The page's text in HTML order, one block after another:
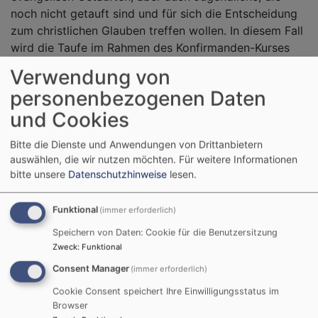
noch nicht getauft sind und für sich die Entscheidung
zum christlichen Glauben treffen wollen. In diesem Fall
wird die Taufe im Rahmen des Konfirmanden-Kurses
Wenn man den Konfirmanden-Kurs besucht, ist man
jederzeit frei, sich auch gegen die Konfirmation am
Ende zu entscheiden. Möglicherweise stellt man fest,
dass man (vielleicht auch nur zu diesem Zeitpunkt)
kein echtes Ja zum christlichen Glauben sagen kann.
Wir respektieren die Entscheidung und unterstützen
die Jugendlichen darin, sie aus freien Stücken zu
treffen.
Wann findet die Konfirmation statt?
Die Konfirmationen für den Jahrgang 2026/27 sind am
9./10. Oktober 2027 geplant.
Wie melde ich mich zum Konfirmanden-Kurs an?
Verwendung von
personenbezogenen Daten
und Cookies
Bitte die Dienste und Anwendungen von Drittanbietern
auswählen, die wir nutzen möchten. Für weitere Informationen
bitte unsere Datenschutzhinweise lesen.
Funktional (immer erforderlich)
Speichern von Daten: Cookie für die Benutzersitzung
Zweck: Funktional
Consent Manager (immer erforderlich)
Cookie Consent speichert Ihre Einwilligungsstatus im
Browser